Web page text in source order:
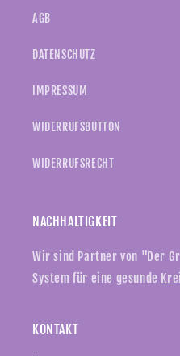
AGB
DATENSCHUTZ
IMPRESSUM
WIDERRUFSBUTTON
WIDERRUFSRECHT
NACHHALTIGKEIT
Wir sind Partner von "Der
System für eine gesunde
KONTAKT